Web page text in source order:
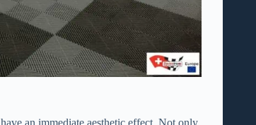
have an immediate aesthetic effect. Not only